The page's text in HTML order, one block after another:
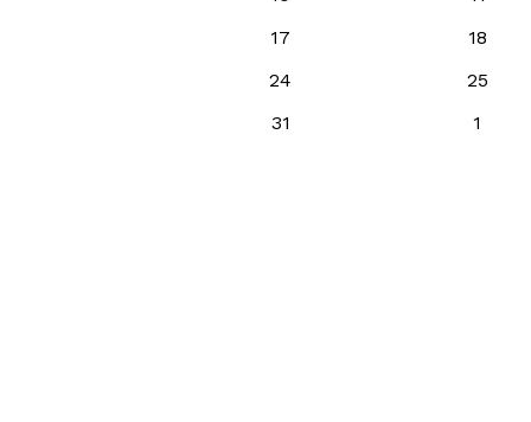
17
18
24
25
31
1